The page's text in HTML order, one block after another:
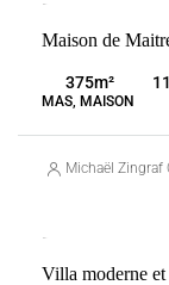
Maison de
375m²
MAS, MAISON
Michaël Zingraf
Villa moderne